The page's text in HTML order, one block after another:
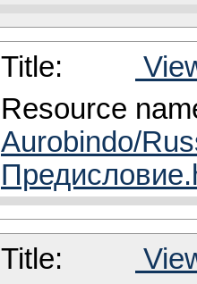
Title:
Resource
Aurobindo/
Title: